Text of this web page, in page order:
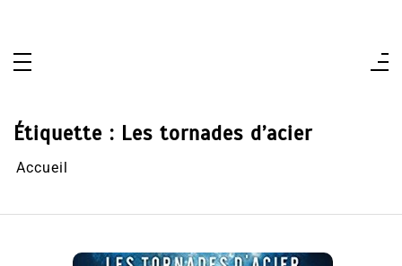
Étiquette : Les tornades d’acier
Accueil